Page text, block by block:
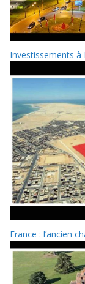
Investissements à
France : l’ancien